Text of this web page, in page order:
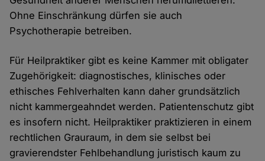
Ohne Einschränkung dürfen sie auch
Psychotherapie betreiben.
Für Heilpraktiker gibt es keine Kammer mit obligater
Zugehörigkeit: diagnostisches, klinisches oder
ethisches Fehlverhalten kann daher grundsätzlich
nicht kammergeahndet werden. Patientenschutz gibt
es insofern nicht. Heilpraktiker praktizieren in einem
rechtlichen Grauraum, in dem sie selbst bei
gravierendster Fehlbehandlung juristisch kaum zu